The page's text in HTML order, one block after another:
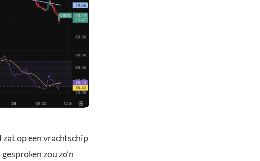
op een vrachtschip
zou zo’n